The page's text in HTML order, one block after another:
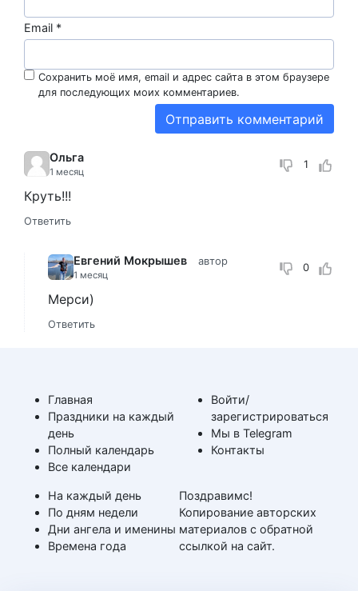
Email *
Сохранить моё имя, email и адрес сайта в этом браузере
для последующих моих комментариев.
Ольга
1 месяц
1
Круть!!!
Ответить
Евгений Мокрышев автор
1 месяц
0
Мерси)
Ответить
Главная
Праздники на каждый
день
Полный календарь
Все календари
На каждый день
По дням недели
Дни ангела и именины
Времена года
Войти/
зарегистрироваться
Мы в Telegram
Контакты
Поздравимс!
Копирование авторских
материалов с обратной
ссылкой на сайт.